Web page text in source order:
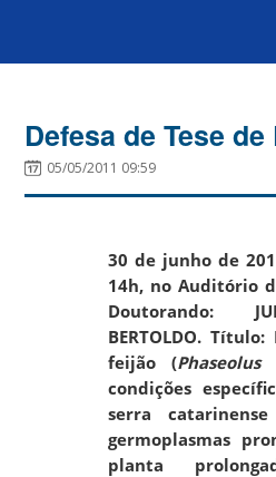
Defesa de Tese
05/05/2011 09:59
30 de junho de
14h, no Auditório
Doutorando:
BERTOLDO.
feijão (Phaseolus
condições
serra
germoplasmas
planta